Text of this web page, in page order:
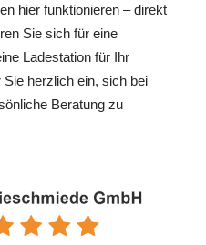
hier funktionieren – direkt
Sie sich für eine
Ladestation für Ihr
herzlich ein, sich bei
Beratung zu